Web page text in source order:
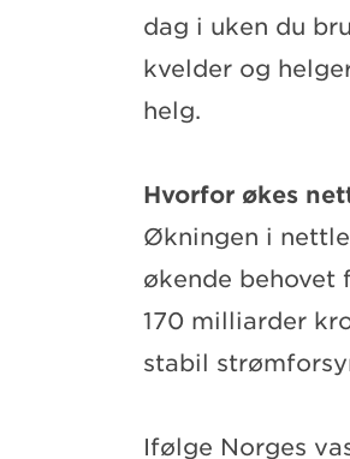
dag i uken du
kvelder og
helg.
Hvorfor økes
Økningen i
økende behovet
170 milliarder
stabil
Ifølge Norges